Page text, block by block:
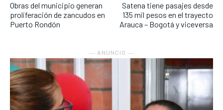
Obras del municipio generan
proliferación de zancudos en
Puerto Rondón
Satena tiene pasajes desde
135 mil pesos en el trayecto
Arauca – Bogotá y viceversa
― ANUNCIO ―